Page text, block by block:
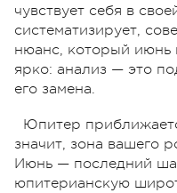
чувствует себя в
систематизирует,
нюанс, который июнь
ярко: анализ — это
его замена.
Юпитер
значит, зона вашего
Июнь — последний
юпитерианскую